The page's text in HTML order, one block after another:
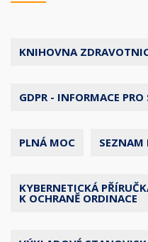
KNIHOVNA
GDPR - INFORMACE PRO
PLNÁ MOC SEZNAM
KYBERNETICKÁ
K OCHRANĚ ORDINACE